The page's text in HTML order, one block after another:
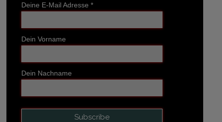
Deine E-Mail Adresse *
Dein Vorname
Dein Nachname